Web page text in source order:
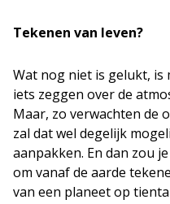
Tekenen van leven?
Wat nog niet is gelukt, is
iets zeggen over de
Maar, zo verwachten de
zal dat wel degelijk
aanpakken. En dan zou
om vanaf de aarde
van een planeet op